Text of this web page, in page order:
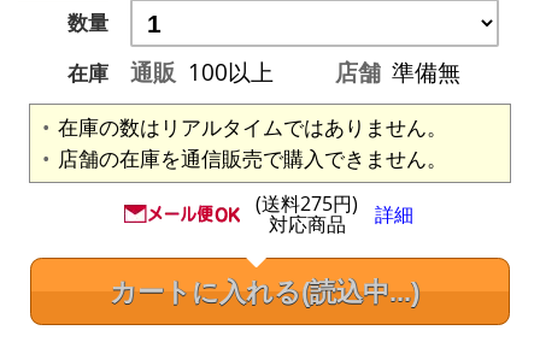
数量
在庫
通販 100以上 店舗 準備無
在庫の数はリアルタイムではありません。
店舗の在庫を通信販売で購入できません。
(送料275円)
対応商品 詳細
カートに入れる(読込中...)